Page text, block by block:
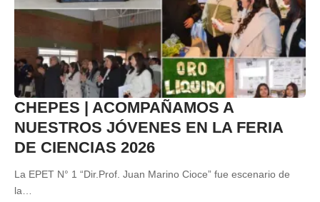
CHEPES | ACOMPAÑAMOS A
NUESTROS JÓVENES EN LA FERIA
DE CIENCIAS 2026
La EPET N° 1 “Dir.Prof. Juan Marino Cioce” fue escenario de
la…